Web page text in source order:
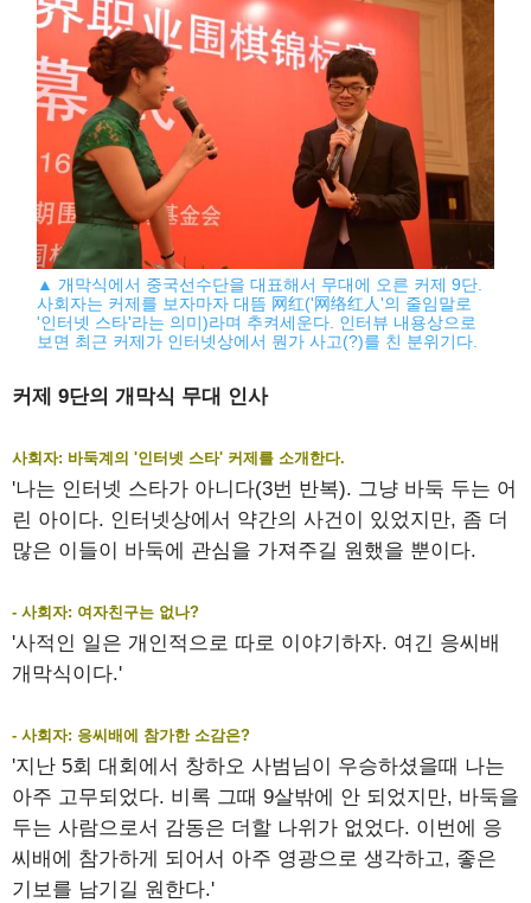
▲ 개막식에서 중국선수단을 대표해서 무대에 오른 커제 9단.
사회자는 커제를 보자마자 대뜸 网红('网络红人'의 줄임말로
'인터넷 스타'라는 의미)라며 추켜세운다. 인터뷰 내용상으로
보면 최근 커제가 인터넷상에서 뭔가 사고(?)를 친 분위기다.
커제 9단의 개막식 무대 인사
사회자: 바둑계의 '인터넷 스타' 커제를 소개한다.
'나는 인터넷 스타가 아니다(3번 반복). 그냥 바둑 두는 어
린 아이다. 인터넷상에서 약간의 사건이 있었지만, 좀 더
많은 이들이 바둑에 관심을 가져주길 원했을 뿐이다.
- 사회자: 여자친구는 없나?
'사적인 일은 개인적으로 따로 이야기하자. 여긴 응씨배
개막식이다.'
- 사회자: 응씨배에 참가한 소감은?
'지난 5회 대회에서 창하오 사범님이 우승하셨을때 나는
아주 고무되었다. 비록 그때 9살밖에 안 되었지만, 바둑을
두는 사람으로서 감동은 더할 나위가 없었다. 이번에 응
씨배에 참가하게 되어서 아주 영광으로 생각하고, 좋은
기보를 남기길 원한다.'